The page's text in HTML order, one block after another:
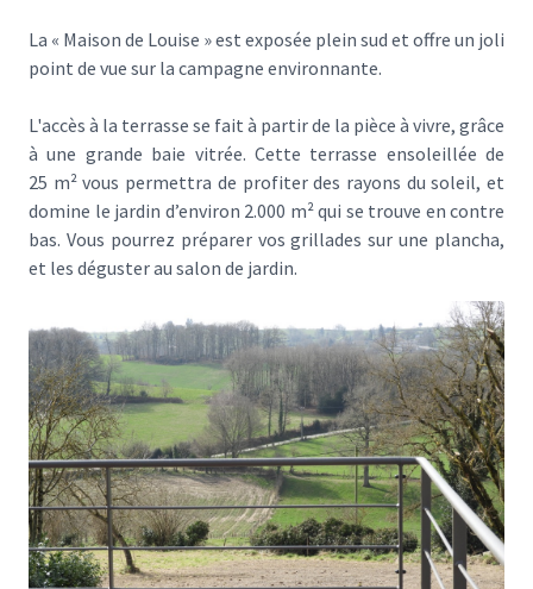
La « Maison de Louise » est exposée plein sud et offre un joli
point de vue sur la campagne environnante.
L'accès à la terrasse se fait à partir de la pièce à vivre, grâce
à une grande baie vitrée. Cette terrasse ensoleillée de
25 m² vous permettra de profiter des rayons du soleil, et
domine le jardin d’environ 2.000 m² qui se trouve en contre
bas. Vous pourrez préparer vos grillades sur une plancha,
et les déguster au salon de jardin.